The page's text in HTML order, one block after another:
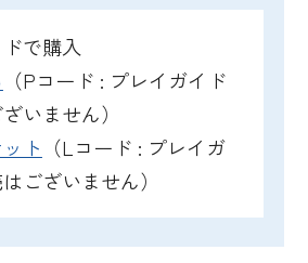
で購入
（Pコード : プレイガイド
いません）
ト （Lコード : プレイガ
ございません）